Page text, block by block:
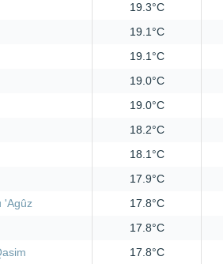
19.3°C
19.1°C
19.1°C
19.0°C
19.0°C
18.2°C
18.1°C
17.9°C
'Agûz
17.8°C
17.8°C
17.8°C